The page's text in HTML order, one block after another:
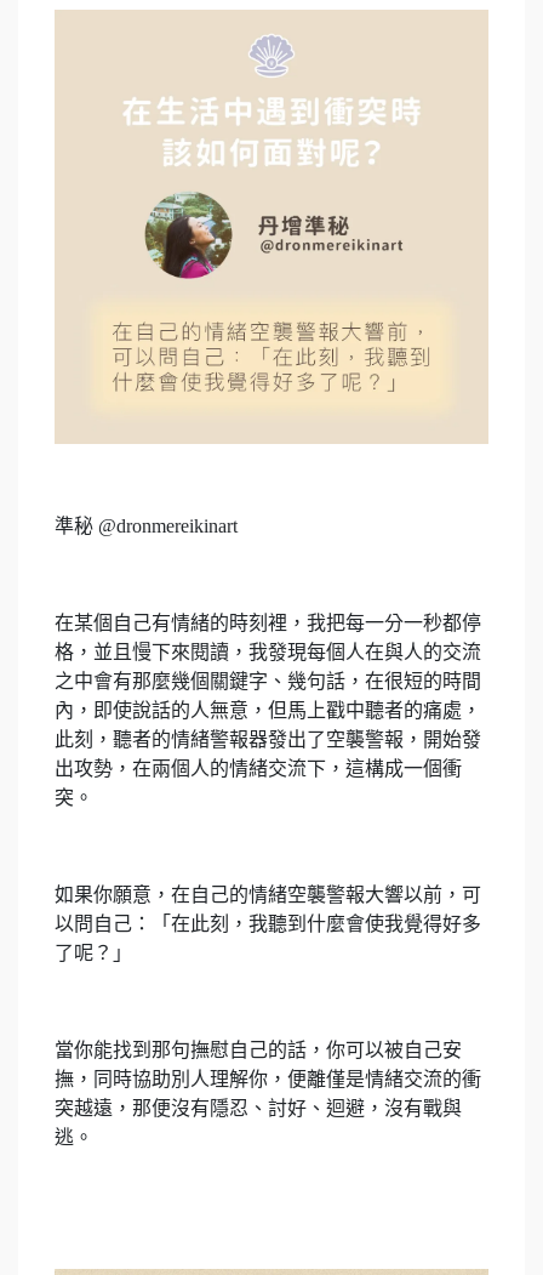
準秘 @dronmereikinart
在某個自己有情緒的時刻裡，我把每一分一秒都停
格，並且慢下來閱讀，我發現每個人在與人的交流
之中會有那麼幾個關鍵字、幾句話，在很短的時間
內，即使說話的人無意，但馬上戳中聽者的痛處，
此刻，聽者的情緒警報器發出了空襲警報，開始發
出攻勢，在兩個人的情緒交流下，這構成一個衝
突。
如果你願意，在自己的情緒空襲警報大響以前，可
以問自己：「在此刻，我聽到什麼會使我覺得好多
了呢？」
當你能找到那句撫慰自己的話，你可以被自己安
撫，同時協助別人理解你，便離僅是情緒交流的衝
突越遠，那便沒有隱忍、討好、迴避，沒有戰與
逃。